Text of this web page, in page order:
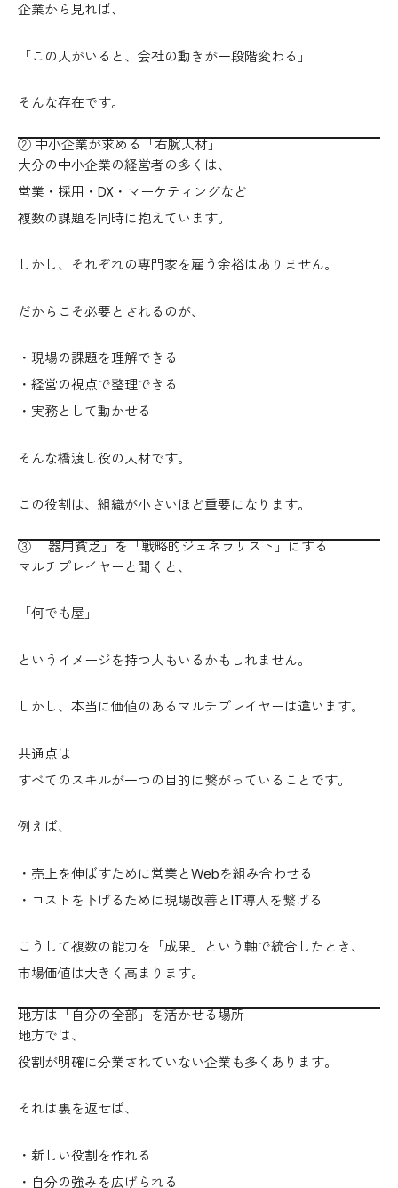
企業から見れば、
「この人がいると、会社の動きが一段階変わる」
そんな存在です。
② 中小企業が求める「右腕人材」
大分の中小企業の経営者の多くは、
営業・採用・DX・マーケティングなど
複数の課題を同時に抱えています。
しかし、それぞれの専門家を雇う余裕はありません。
だからこそ必要とされるのが、
・現場の課題を理解できる
・経営の視点で整理できる
・実務として動かせる
そんな橋渡し役の人材です。
この役割は、組織が小さいほど重要になります。
③ 「器用貧乏」を「戦略的ジェネラリスト」にする
マルチプレイヤーと聞くと、
「何でも屋」
というイメージを持つ人もいるかもしれません。
しかし、本当に価値のあるマルチプレイヤーは違います。
共通点は
すべてのスキルが一つの目的に繋がっていること です。
例えば、
・売上を伸ばすために営業とWebを組み合わせる
・コストを下げるために現場改善とIT導入を繋げる
こうして複数の能力を「成果」という軸で統合したとき、
市場価値は大きく高まります。
地方は「自分の全部」を活かせる場所
地方では、
役割が明確に分業されていない企業も多くあります。
それは裏を返せば、
・新しい役割を作れる
・自分の強みを広げられる